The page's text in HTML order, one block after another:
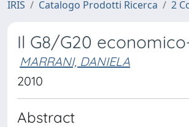
IRIS Catalogo Prodotti Ricerca 2
Il G8/G20
MARRANI, DANIELA
2010
Abstract